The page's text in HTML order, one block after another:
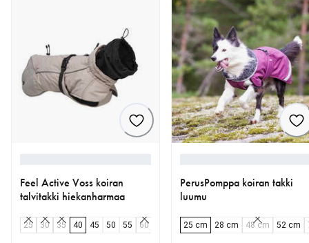
Feel Active Voss koiran
talvitakki hiekanharmaa
25 30 35 40 45 50 55 60 90 70
PerusPomppa koiran takki
luumu
25 cm 28 cm 48 cm 52 cm